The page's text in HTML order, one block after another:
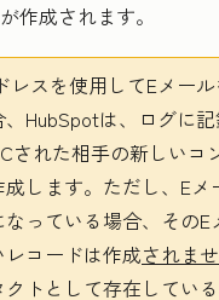
作成されます。
レスを使用してEメー
HubSpotは、ログに
された相手の新しいコ
成します。ただし、Eメ
っている場合、そのE
レコードは作成されま
トとして存在してい